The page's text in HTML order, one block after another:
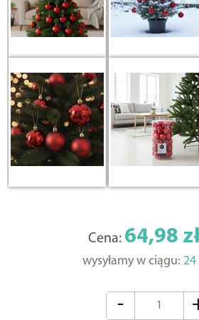
Cena: 64,98
wysyłamy w ciągu: 24
-